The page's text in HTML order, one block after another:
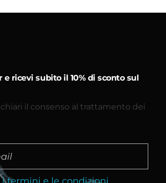
ricevi subito il 10% di sconto sul
il consenso al trattamento dei